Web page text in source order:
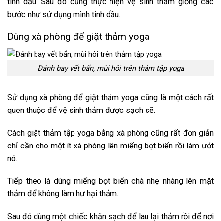
bước như sử dụng mình tinh dầu.
Dùng xà phòng để giặt thảm yoga
Đánh bay vết bẩn, mùi hôi trên thảm tập yoga
Sử dụng xà phòng để giặt thảm yoga cũng là một cách rất
quen thuộc để vệ sinh thảm được sạch sẽ.
Cách giặt thảm tập yoga bằng xà phòng cũng rất đơn giản
chỉ cần cho một ít xà phòng lên miếng bọt biển rồi làm ướt
nó.
Tiếp theo là dùng miếng bọt biển chà nhẹ nhàng lên mặt
thảm để không làm hư hại thảm.
Sau đó dùng một chiếc khăn sạch để lau lại thảm rồi để nơi